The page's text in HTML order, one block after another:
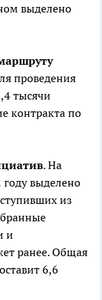
выделено
проведения
тысячи
контракта по
. На
выделено
из
и
ранее. Общая
6,6